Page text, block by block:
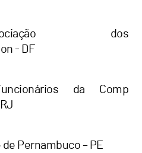
dos
- DF
da Comp
de Pernambuco – PE